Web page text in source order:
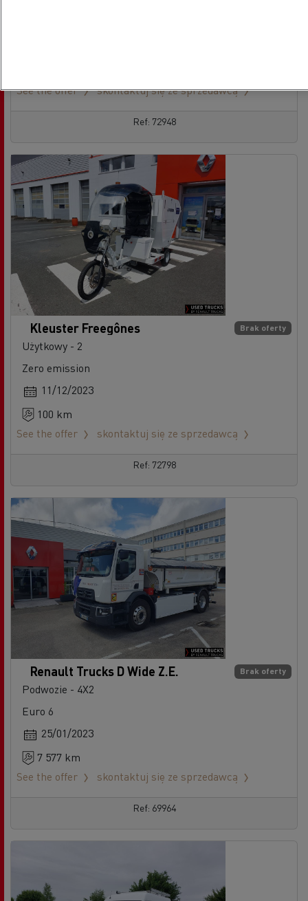
See the offer
skontaktuj się ze sprzedawcą
Ref: 72948
Brak oferty
Kleuster Freegônes
Użytkowy - 2
Zero emission
11/12/2023
100 km
See the offer
skontaktuj się ze sprzedawcą
Ref: 72798
Brak oferty
Renault Trucks D Wide Z.E.
Podwozie - 4X2
Euro 6
25/01/2023
7 577 km
See the offer
skontaktuj się ze sprzedawcą
Ref: 69964